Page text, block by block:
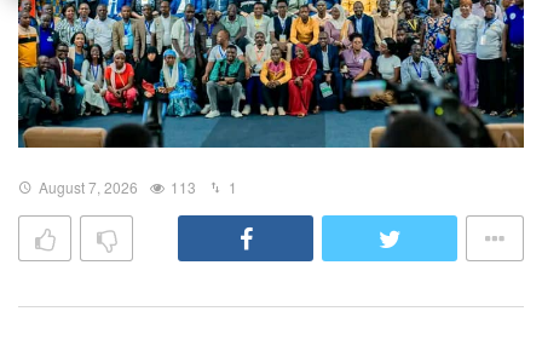
August 7, 2026 113 1